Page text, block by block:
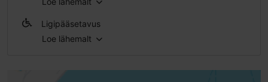
Õues
Ligipääsetavus
Täielik ligipääsetavus skuutriga
Loe lähemalt